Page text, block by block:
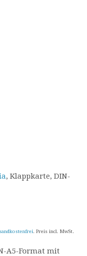
, Klappkarte, DIN-
. Preis incl. MwSt.
A5-Format mit